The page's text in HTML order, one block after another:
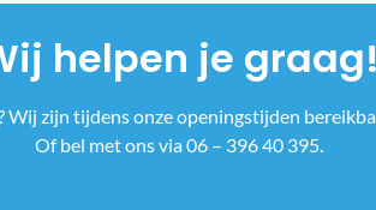
helpen je graag!
Wij zijn tijdens onze openingstijden
Of bel met ons via 06 – 396 40 395.